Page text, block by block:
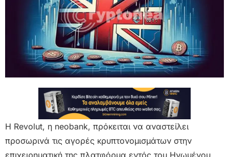
Η Revolut, η neobank, πρόκειται να αναστείλει
προσωρινά τις αγορές κρυπτονομισμάτων στην